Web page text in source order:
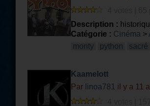
Description :
Catégorie : Cinéma >
monty
python sacré
Kaamelott
Par linoa781 il y a 11